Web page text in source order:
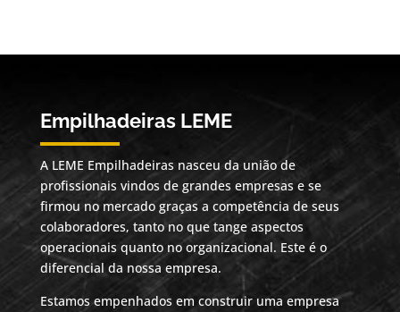
Empilhadeiras LEME
A LEME Empilhadeiras nasceu da união de
profissionais vindos de grandes empresas e se
firmou no mercado graças a competência de seus
colaboradores, tanto no que tange aspectos
operacionais quanto no organizacional. Este é o
diferencial da nossa empresa.
Estamos empenhados em construir uma empresa